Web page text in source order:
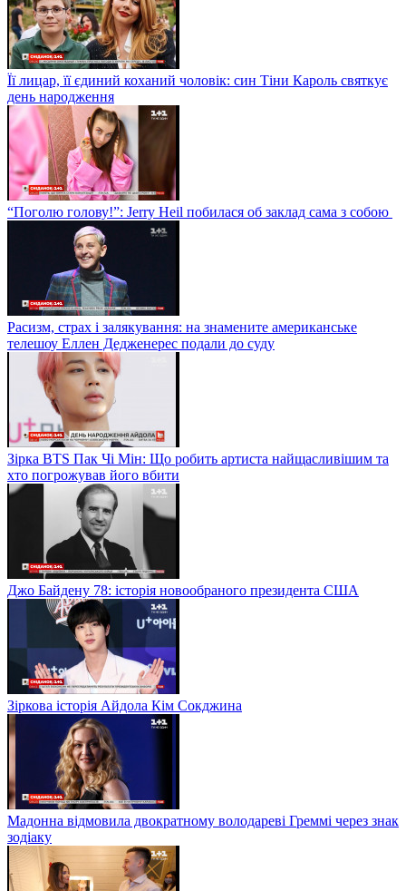
Її лицар, її єдиний коханий чоловік: син Тіни Кароль святкує
день народження
“Поголю голову!”: Jerry Heil побилася об заклад сама з собою
Расизм, страх і залякування: на знамените американське
телешоу Еллен Дедженерес подали до суду
Зірка BTS Пак Чі Мін: Що робить артиста найщасливішим та
хто погрожував його вбити
Джо Байдену 78: історія новообраного президента США
Зіркова історія Айдола Кім Сокджина
Мадонна відмовила двократному володареві Греммі через знак
зодіаку